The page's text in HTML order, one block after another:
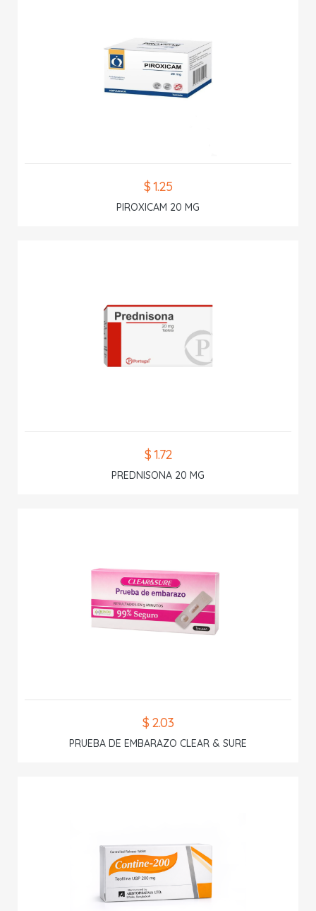
$ 1.25
PIROXICAM 20 MG
$ 1.72
PREDNISONA 20 MG
$ 2.03
PRUEBA DE EMBARAZO CLEAR & SURE